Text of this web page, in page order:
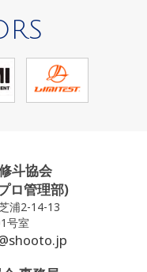
斗協会
ロ管理部)
浦2-14-13
号室